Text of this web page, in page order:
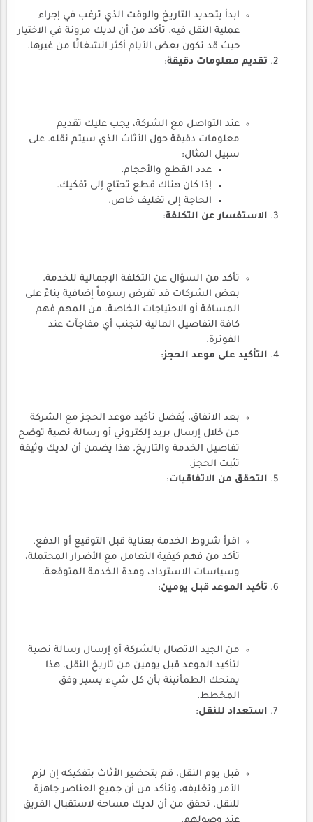
ابدأ بتحديد التاريخ والوقت الذي ترغب في إجراء
عملية النقل فيه. تأكد من أن لديك مرونة في الاختيار
حيث قد تكون بعض الأيام أكثر انشغالًا من غيرها.
تقديم معلومات دقيقة:
عند التواصل مع الشركة، يجب عليك تقديم
معلومات دقيقة حول الأثاث الذي سيتم نقله. على
سبيل المثال:
عدد القطع والأحجام.
إذا كان هناك قطع تحتاج إلى تفكيك.
الحاجة إلى تغليف خاص.
الاستفسار عن التكلفة:
تأكد من السؤال عن التكلفة الإجمالية للخدمة.
بعض الشركات قد تفرض رسوماً إضافية بناءً على
المسافة أو الاحتياجات الخاصة. من المهم فهم
كافة التفاصيل المالية لتجنب أي مفاجآت عند
الفوترة.
التأكيد على موعد الحجز:
بعد الاتفاق، يُفضل تأكيد موعد الحجز مع الشركة
من خلال إرسال بريد إلكتروني أو رسالة نصية توضح
تفاصيل الخدمة والتاريخ. هذا يضمن أن لديك وثيقة
تثبت الحجز.
التحقق من الاتفاقيات:
اقرأ شروط الخدمة بعناية قبل التوقيع أو الدفع.
تأكد من فهم كيفية التعامل مع الأضرار المحتملة،
وسياسات الاسترداد، ومدة الخدمة المتوقعة.
تأكيد الموعد قبل يومين:
من الجيد الاتصال بالشركة أو إرسال رسالة نصية
لتأكيد الموعد قبل يومين من تاريخ النقل. هذا
يمنحك الطمأنينة بأن كل شيء يسير وفق
المخطط.
استعداد للنقل:
قبل يوم النقل، قم بتحضير الأثاث بتفكيكه إن لزم
الأمر وتغليفه، وتأكد من أن جميع العناصر جاهزة
للنقل. تحقق من أن لديك مساحة لاستقبال الفريق